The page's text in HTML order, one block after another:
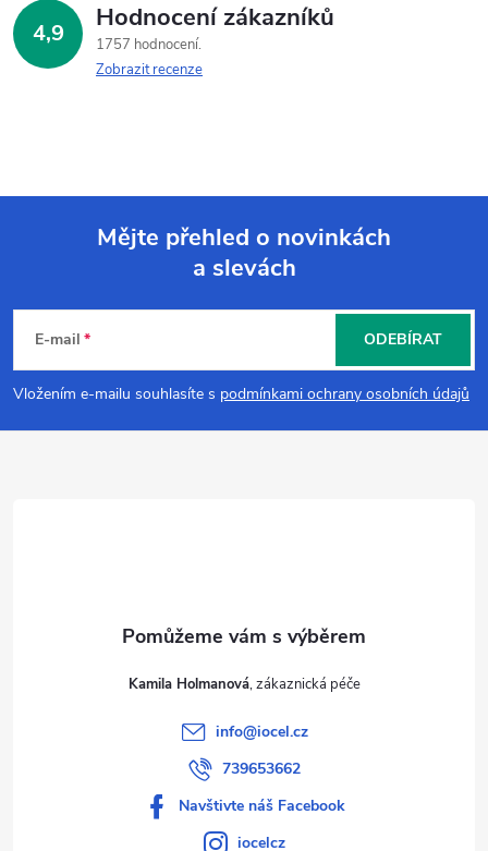
4,9 Hodnocení zákazníků
1757 hodnocení
Zobrazit recenze
p
Mějte přehled o novinkách
a slevách
E-mail
Vložením e-mailu souhlasíte s podmínkami ochrany osobních údajů
ODEBÍRAT
Kamila Holmanová
info@iocel.cz
739653662
Navštivte náš Facebook
iocelcz